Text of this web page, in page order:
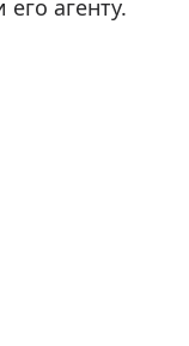
агенту.